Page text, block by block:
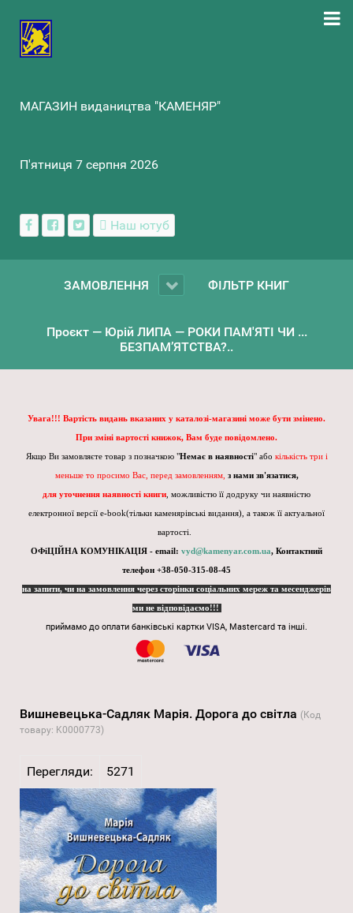
МАГАЗИН видаництва "КАМЕНЯР"
П'ятниця 7 серпня 2026
Наш ютуб
ЗАМОВЛЕННЯ ФІЛЬТР КНИГ
Проєкт — Юрій ЛИПА — РОКИ ПАМ'ЯТІ ЧИ ...
БЕЗПАМ’ЯТСТВА?..
Увага!!! Вартість видань вказаних у каталозі-магазині може бути змінено.
При зміні вартості книжок, Вам буде повідомлено.
Якщо Ви замовляєте товар з позначкою "Немає в наявності" або кількість три і
меньше то просимо Вас, перед замовленням, з нами зв'язатися,
для уточнення наявності книги , можливістю її додруку чи наявністю
електронної версії e-book(тільки каменярівські видання), а також її актуальної
вартості.
ОФіЦІЙНА КОМУНІКАЦІЯ - email: vyd@kamenyar.com.ua, Контактний
телефон +38-050-315-08-45
на запити, чи на замовлення через сторінки соціальних мереж та месенджерів
ми не відповідаємо!!!
приймамо до оплати банківські картки VISA, Mastercard та інші.
Вишневецька-Садляк Марія. Дорога до світла (Код
товару: K0000773)
Перегляди: 5271